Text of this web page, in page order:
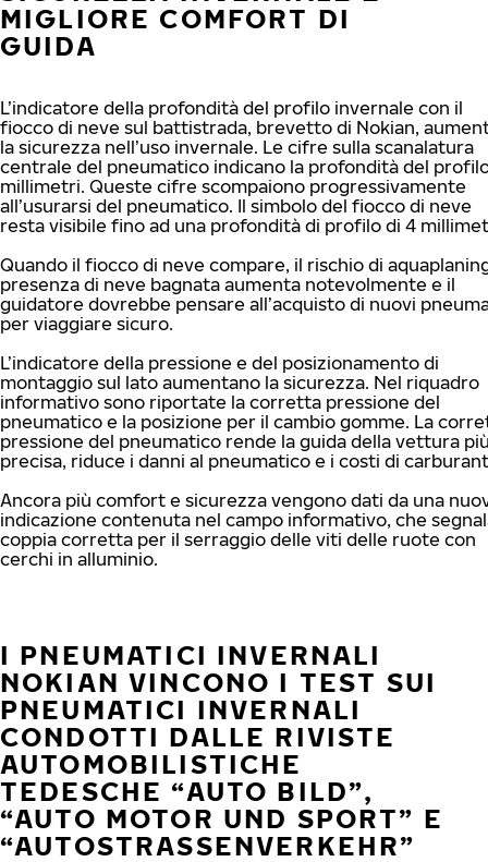
MIGLIORE COMFORT DI
GUIDA
L’indicatore della profondità del profilo invernale con il
fiocco di neve sul battistrada, brevetto di Nokian,
la sicurezza nell’uso invernale. Le cifre sulla scanalatura
centrale del pneumatico indicano la profondità del
millimetri. Queste cifre scompaiono progressivamente
all’usurarsi del pneumatico. Il simbolo del fiocco di neve
resta visibile fino ad una profondità di profilo di 4
Quando il fiocco di neve compare, il rischio di
presenza di neve bagnata aumenta notevolmente e il
guidatore dovrebbe pensare all’acquisto di nuovi
per viaggiare sicuro.
L’indicatore della pressione e del posizionamento di
montaggio sul lato aumentano la sicurezza. Nel riquadro
informativo sono riportate la corretta pressione del
pneumatico e la posizione per il cambio gomme. La
pressione del pneumatico rende la guida della vettura
precisa, riduce i danni al pneumatico e i costi di
Ancora più comfort e sicurezza vengono dati da una
indicazione contenuta nel campo informativo, che
coppia corretta per il serraggio delle viti delle ruote con
cerchi in alluminio.
I PNEUMATICI INVERNALI
NOKIAN VINCONO I TEST SUI
PNEUMATICI INVERNALI
CONDOTTI DALLE RIVISTE
AUTOMOBILISTICHE
TEDESCHE “AUTO BILD”,
“AUTO MOTOR UND SPORT” E
“AUTOSTRASSENVERKEHR”